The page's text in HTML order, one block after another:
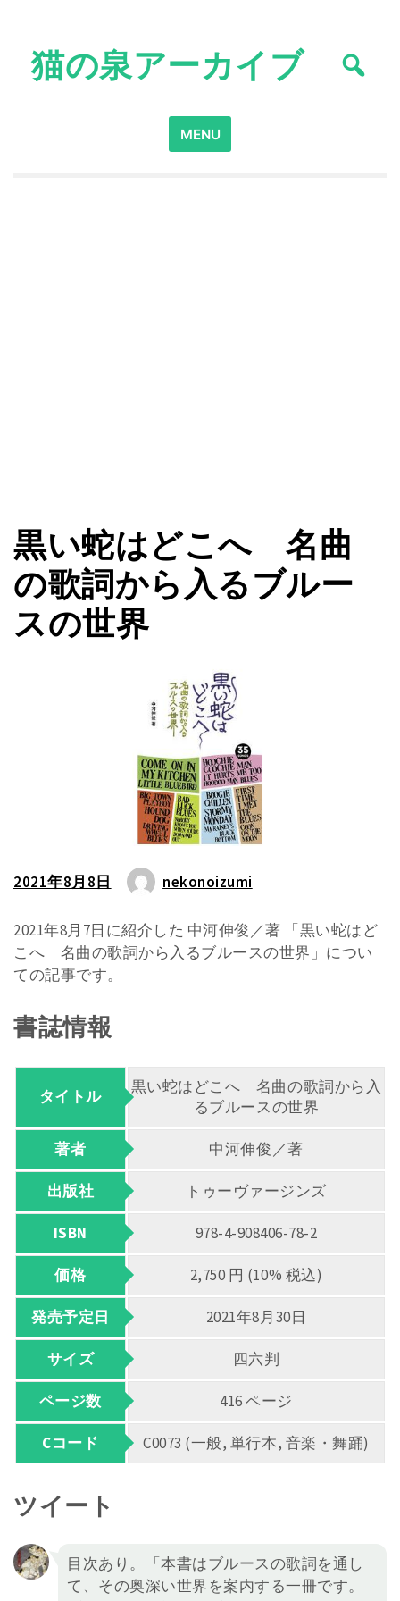
content猫の泉アーカイブ
Search
for:
MENU
黒い蛇はどこへ 名曲
の歌詞から入るブルー
スの世界
2021年8月8日 nekonoizumi
2021年8月7日に紹介した 中河伸俊／著 「黒い蛇はど
こへ 名曲の歌詞から入るブルースの世界」につい
ての記事です。
書誌情報
タイトル
黒い蛇はどこへ 名曲の歌詞から入
るブルースの世界
著者 中河伸俊／著
出版社 トゥーヴァージンズ
ISBN 978-4-908406-78-2
価格 2,750 円 (10% 税込)
発売予定日 2021年8月30日
サイズ 四六判
ページ数 416 ページ
Cコード C0073 (一般, 単行本, 音楽・舞踊)
ツイート
目次あり。「本書はブルースの歌詞を通し
て、その奥深い世界を案内する一冊です。